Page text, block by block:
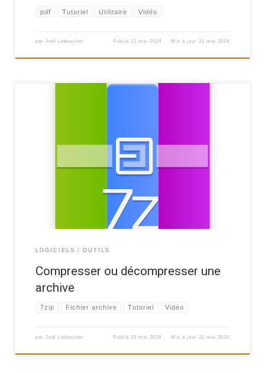
pdf Tutoriel Utilitaire Vidéo
par Joël Leboucher Publié21 mai 2024 Mis à jour21 mai 2024
Utilisation de 7-Zip pour compresser ou décompresser une archive.
LOGICIELS OUTILS
Compresser ou décompresser une
archive
7zip Fichier archive Tutoriel Vidéo
par Joël Leboucher Publié20 mai 2024 Mis à jour21 mai 2024